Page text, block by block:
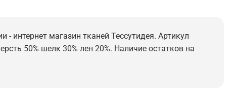
интернет магазин тканей Тессутидея. Артикул
50% шелк 30% лен 20%. Наличие остатков на